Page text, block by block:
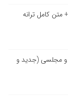
کامل ترانه
و مجلسی (جدید و